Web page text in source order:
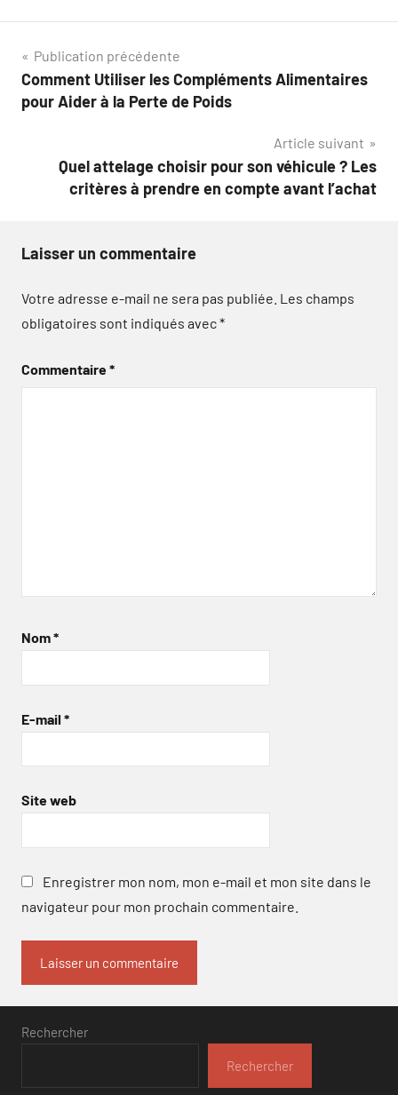
Navigation
de
Publication précédente
Comment Utiliser les Compléments Alimentaires
pour Aider à la Perte de Poids
Article suivant
Quel attelage choisir pour son véhicule ? Les
critères à prendre en compte avant l’achat
Laisser un commentaire
Votre adresse e-mail ne sera pas publiée. Les champs
obligatoires sont indiqués avec*
Commentaire*
Nom*
E-mail *
Site web
Enregistrer mon nom, mon e-mail et mon site dans le
navigateur pour mon prochain commentaire.
Rechercher
Rechercher